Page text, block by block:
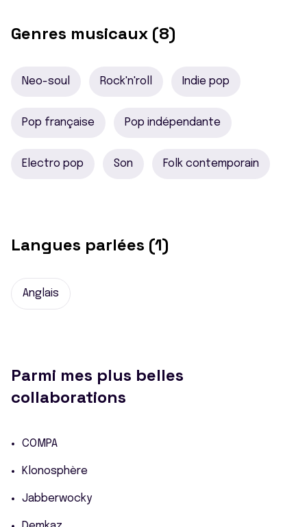
Genres musicaux (8)
Neo-soul Rock'n'roll Indie pop
Pop française Pop indépendante
Electro pop Son Folk contemporain
Langues parlées (1)
Anglais
Parmi mes plus belles
collaborations
COMPA
Klonosphère
Jabberwocky